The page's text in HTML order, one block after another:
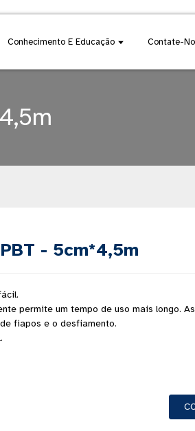
Conhecimento E Educação Contate-
- 5cm*4,5m
permite um tempo de uso mais longo.
fiapos e o desfiamento.